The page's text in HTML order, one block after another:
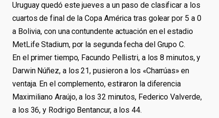
Uruguay quedó este jueves a un paso de clasificar a los
cuartos de final de la Copa América tras golear por 5 a 0
a Bolivia, con una contundente actuación en el estadio
MetLife Stadium, por la segunda fecha del Grupo C.
En el primer tiempo, Facundo Pellistri, a los 8 minutos, y
Darwin Núñez, a los 21, pusieron a los «Charrúas» en
ventaja. En el complemento, estiraron la diferencia
Maximiliano Araújo, a los 32 minutos, Federico Valverde,
a los 36, y Rodrigo Bentancur, a los 44.